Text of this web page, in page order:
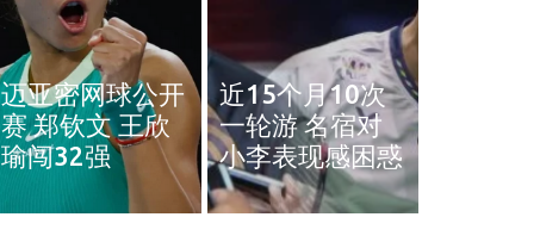
近15个月10次
一轮游 名宿对
小李表现感困惑
奥斯汀网球赛｜
王雅繁袁悦会师
4强 中国锁定女
单4强门票